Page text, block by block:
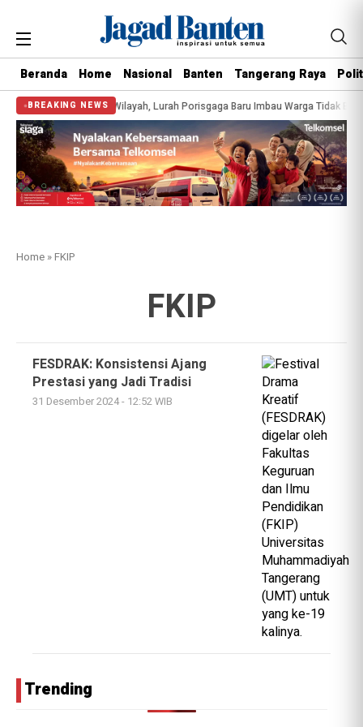
Beranda Home Nasional Banten Tangerang Raya
BREAKING NEWS
Meter Monitoring Wilayah, Lurah Porisgaga Baru Imbau Warga Tidak
Home »FKIP
FKIP
FESDRAK: Konsistensi Ajang
Prestasi yang Jadi Tradisi
31 Desember 2024 - 12:52 WIB
Trending